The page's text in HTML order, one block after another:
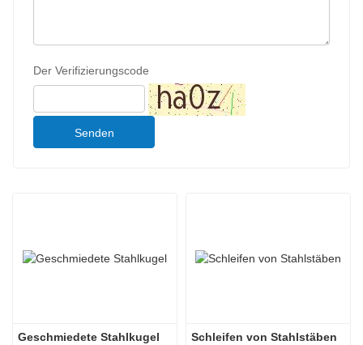
Der Verifizierungscode
Senden
Geschmiedete Stahlkugel Schleifen von Stahlstäben